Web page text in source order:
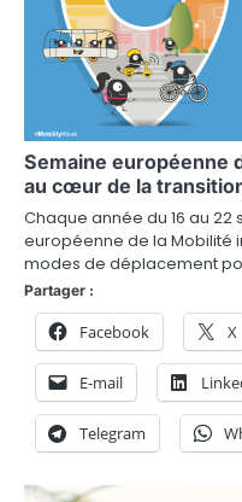
n
d
e
l
a
i
Semaine européenne
au cœur de la
Chaque année du 16 au
européenne de la Mobilité
modes de déplacement
Partager :
Facebook X
E-mail
Telegram